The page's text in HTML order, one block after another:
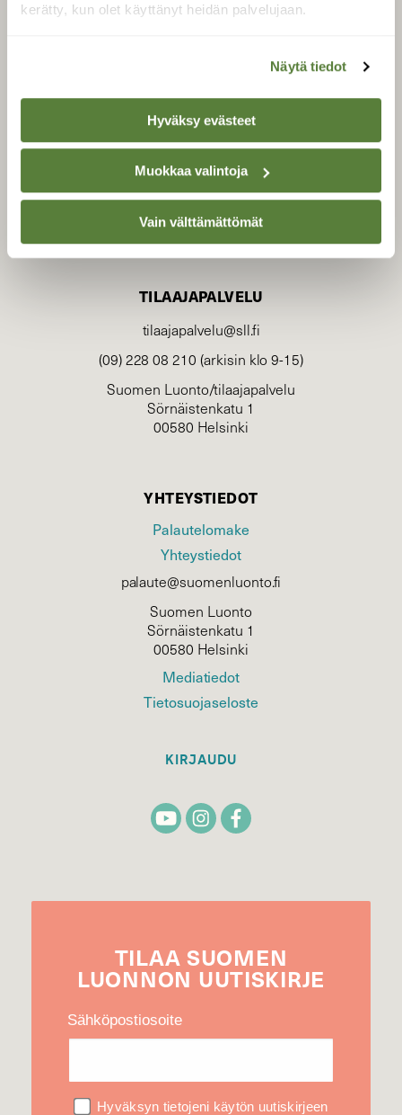
kerätty, kun olet käyttänyt heidän palvelujaan.
Näytä tiedot
Hyväksy evästeet
Muokkaa valintoja
Vain välttämättömät
Suomen Luonto -lehden
luonnonsuojelu­liitto.
TILAAJAPALVELU
tilaajapalvelu@sll.fi
(09) 228 08 210 (arkisin klo 9-15)
Suomen Luonto/tilaajapalvelu
Sörnäistenkatu 1
00580 Helsinki
YHTEYSTIEDOT
Palautelomake
Yhteystiedot
palaute@suomenluonto.fi
Suomen Luonto
Sörnäistenkatu 1
00580 Helsinki
Mediatiedot
Tietosuojaseloste
KIRJAUDU
TILAA SUOMEN
LUONNON UUTIS­KIRJE
Sähköpostiosoite
Hyväksyn tietojeni käytön uutiskirjeen